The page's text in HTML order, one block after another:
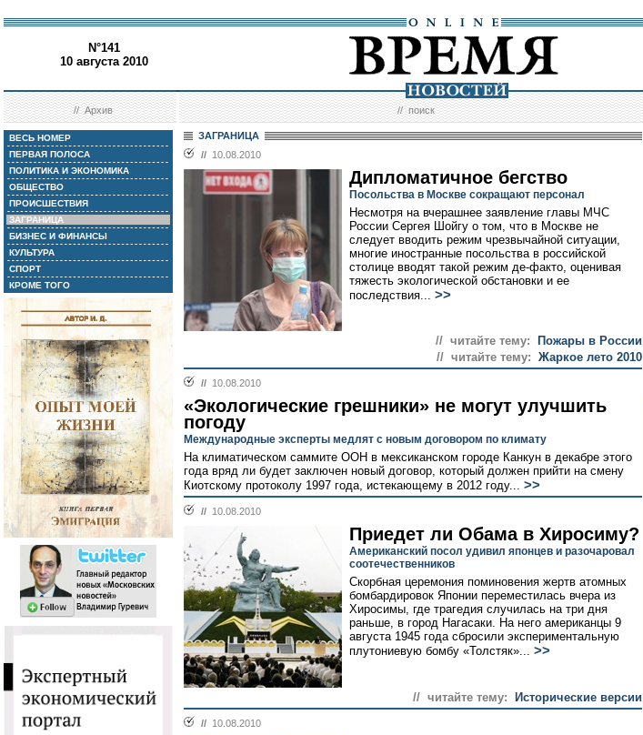
N°141
10 августа 2010
//Архив //поиск
ВЕСЬ НОМЕР
ПЕРВАЯ ПОЛОСА
ПОЛИТИКА И ЭКОНОМИКА
ОБЩЕСТВО
ПРОИСШЕСТВИЯ
ЗАГРАНИЦА
БИЗНЕС И ФИНАНСЫ
КУЛЬТУРА
СПОРТ
КРОМЕ ТОГО
ЗАГРАНИЦА
// 10.08.2010
Дипломатичное бегство
Посольства в Москве сокращают персонал
Несмотря на вчерашнее заявление главы МЧС
России Сергея Шойгу о том, что в Москве не
следует вводить режим чрезвычайной ситуации,
многие иностранные посольства в российской
столице вводят такой режим де-факто, оценивая
тяжесть экологической обстановки и ее
последствия... >>
// читайте тему:
Пожары в России
// читайте тему: Жаркое лето 2010
// 10.08.2010
«Экологические грешники» не могут улучшить
погоду
Международные эксперты медлят с новым договором по климату
На климатическом саммите ООН в мексиканском городе Канкун в декабре этого
года вряд ли будет заключен новый договор, который должен прийти на смену
Киотскому протоколу 1997 года, истекающему в 2012 году... >>
// 10.08.2010
Приедет ли Обама в Хиросиму?
Американский посол удивил японцев и разочаровал
соотечественников
Скорбная церемония поминовения жертв атомных
бомбардировок Японии переместилась вчера из
Хиросимы, где трагедия случилась на три дня
раньше, в город Нагасаки. На него американцы 9
августа 1945 года сбросили экспериментальную
плутониевую бомбу «Толстяк»... >>
// читайте тему: Исторические версии
// 10.08.2010